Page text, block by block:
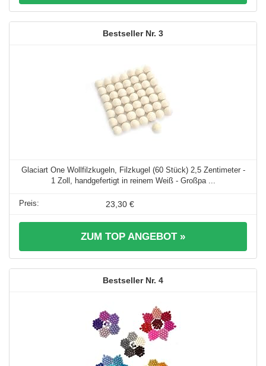
3
Glaciart One Wollfilzkugeln, Filzkugel (60 Stück) 2,5 Zentimeter -
1 Zoll, handgefertigt in reinem Weiß - Großpa ...
23,30 €
ZUM TOP ANGEBOT »
4